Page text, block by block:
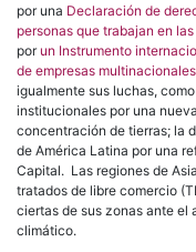
por una Declaración de
personas que trabajan en
por un Instrumento
de empresas multinacionales
igualmente sus luchas,
institucionales por una
concentración de tierras; la
de América Latina por una
Capital. Las regiones de
tratados de libre comercio
ciertas de sus zonas ante el
climático.